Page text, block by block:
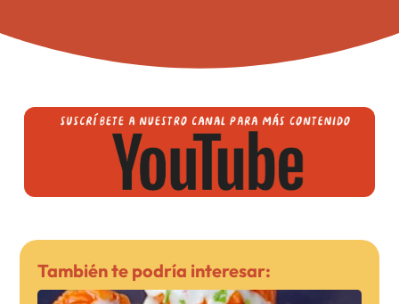
También te podría interesar: